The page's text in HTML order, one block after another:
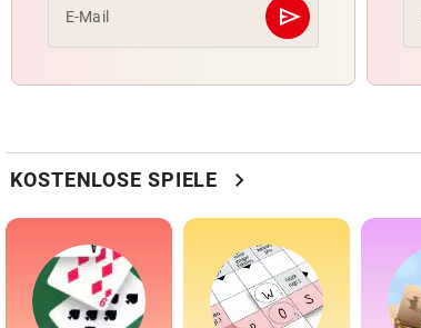
E-Mail send
Abschicken
KOSTENLOSE SPIELE chevron_right